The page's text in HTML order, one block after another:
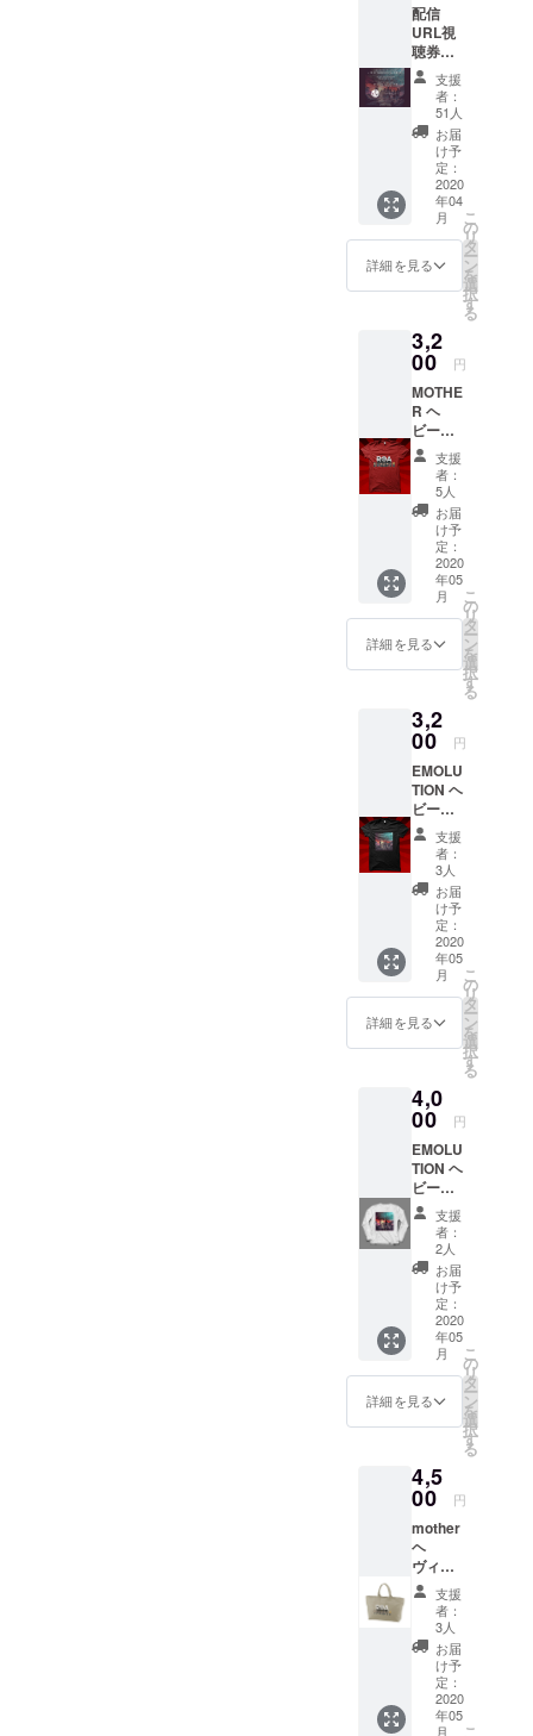
配信
URL視
聴券付
き入場
券 ※当
日のお
客様入
場の可
否をコ
ロナ
ウィル
スの情
勢に伴
いアナ
ウンス
いたし
※お客様
入場の
可否判
断を問
わず、
有料配
信URL
をクラ
ウド
ファン
ディン
グにて
¥2,800-
で販売
致しま
す。入
場可で
「ドリ
ンク代
込みの
入場チ
ケッ
ト」に
なりま
す。入
場の可
否に関
わらず
ライブ
は開催
され、
ライブ
の配信
も行い
※お客様
させた
場合の
は、来
場され
た方の
個人情
報を主
催であ
る我々
ROAと
の取り
決めに
より、
保健所
行政指
導に基
必要各
所に情
供させ
て頂く
場合が
御座い
ます。
こちら
を了承
頂く方
のみチ
ケット
のご購
支援
者：
51人
お届
け予
定：
2020
年04
月
詳細を見る
こ
の
リ
タ
ー
ン
を
選
択
す
る
3,2
00 円
MOTHE
R ヘ
ビー
ウェイ
トTシャ
ツ単品
購入 ※
配送料
は購入
者負担
となり
ます。
(着払い
にて配
送) ※T
シャツ
の物販
でも販
売致し
ます。
通常価
格
¥3,500-
※Tシャ
ツ詳細
United
Athle
オーセ
ティッ
ク スー
パーヘ
ヴィー
ト 7.1オ
シャツ
サイズ
表は画
像参照
くださ
い
支援
者：
5人
お届
け予
定：
2020
年05
月
詳細を見る
こ
の
リ
タ
ー
ン
を
選
択
す
る
3,2
00 円
EMOLU
TION ヘ
ビー
ウェイ
トTシャ
ツ単品
購入 ※
配送料
は購入
者負担
となり
ます。
(着払い
にて配
送) ※T
シャツ
の物販
でも販
売致し
ます。
通常価
格
¥3,500-
※Tシャ
ツ詳細
United
Athle
オーセ
ティッ
ク スー
パーヘ
ヴィー
ト 7.1オ
シャツ
サイズ
表は画
像参照
くださ
い
支援
者：
3人
お届
け予
定：
2020
年05
月
詳細を見る
こ
の
リ
タ
ー
ン
を
選
択
す
る
4,0
00 円
EMOLU
TION ヘ
ビー
ウェイ
トロン
グス
リーブT
シャツ
単品 ※
配送料
は購入
者負担
となり
ます。
(着払い
にて配
ングス
リーブT
シャツ
は通常
の物販
でも販
売致し
ます。
通常価
格
¥4,200-
※Tシャ
ツ詳細
United
支援
者：
2人
お届
け予
定：
2020
年05
月
詳細を見る
こ
の
リ
タ
ー
ン
を
選
択
す
る
4,5
00 円
mother
ヘ
ヴィー
キャン
バス
ジップ
トート
バッグ
※配送料
は購入
者負担
支援
者：
3人
お届
け予
定：
2020
年05
月
こ